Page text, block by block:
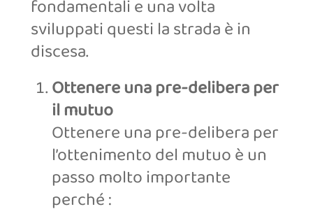
fondamentali e una volta
sviluppati questi la strada è in
discesa.
Ottenere una pre-delibera per
il mutuo
Ottenere una pre-delibera per
l’ottenimento del mutuo è un
passo molto importante
perché :